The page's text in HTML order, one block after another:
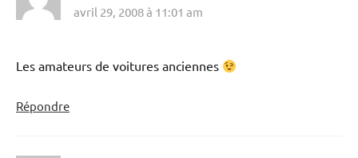
avril 29, 2008 à 11:01 am
Les amateurs de voitures anciennes
Répondre